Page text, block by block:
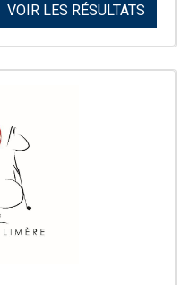
VOIR LES RÉSULTATS